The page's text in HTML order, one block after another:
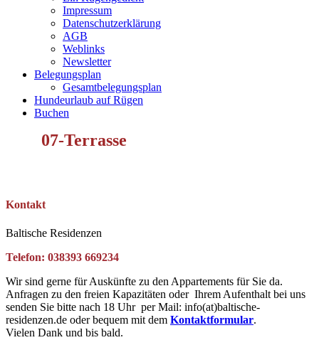
Impressum
Datenschutzerklärung
AGB
Weblinks
Newsletter
Belegungsplan
Gesamtbelegungsplan
Hundeurlaub auf Rügen
Buchen
07-Terrasse
Kontakt
Baltische Residenzen
Telefon: 038393 669234
Wir sind gerne für Auskünfte zu den Appartements für Sie da.
Anfragen zu den freien Kapazitäten oder Ihrem Aufenthalt bei uns
senden Sie bitte nach 18 Uhr per Mail: info(at)baltische-
residenzen.de oder bequem mit dem Kontaktformular.
Vielen Dank und bis bald.